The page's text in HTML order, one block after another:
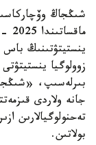
شىڭجاڭ
ينستيتۋتىنىڭ باس
زوولوگيا
بىرلەسىپ،
جانە ولاردى
تەحنولوگيالارىن
بولاتىن.